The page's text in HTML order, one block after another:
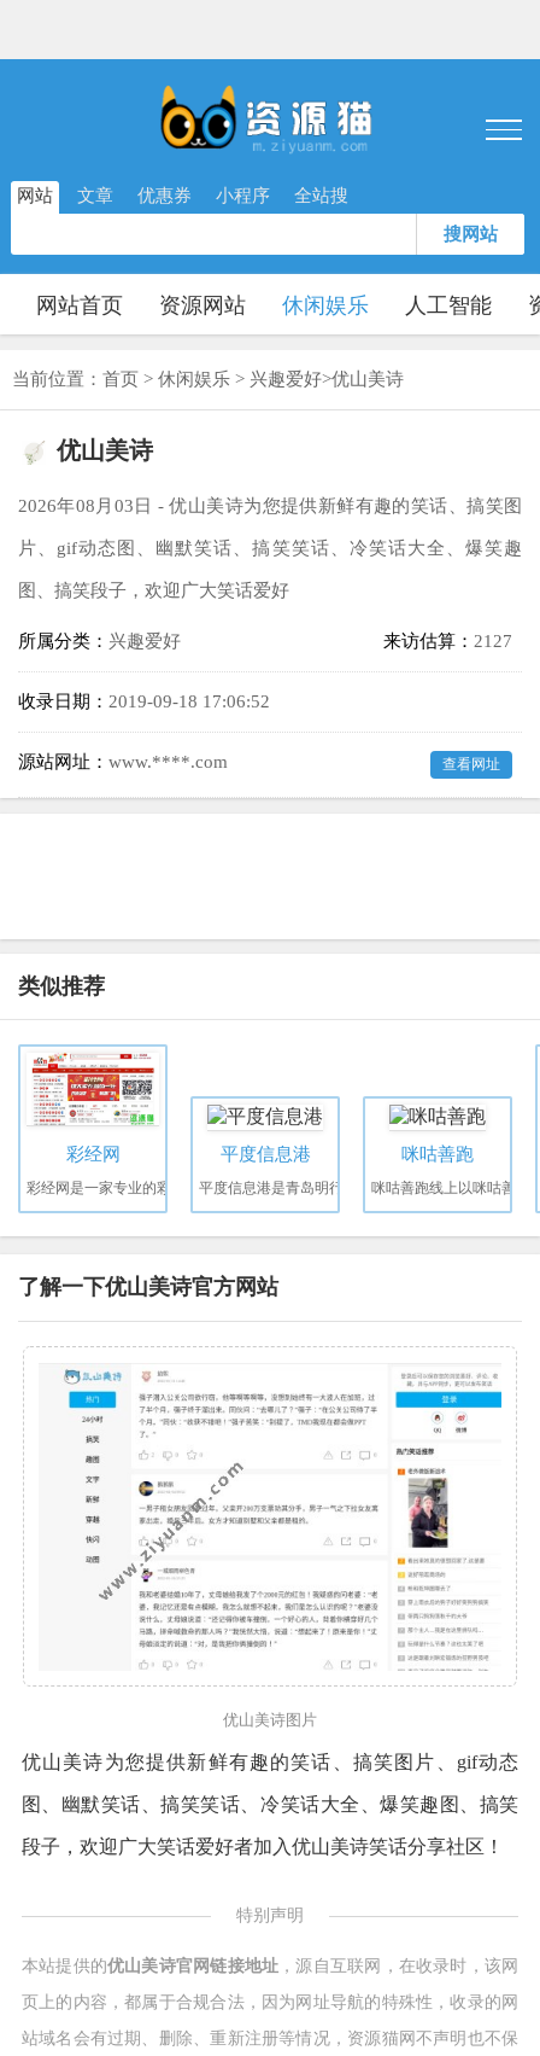
网站 文章 优惠券 小程序 全站搜
搜网站
网站首页 资源网站 休闲娱乐 人工智能
当前位置： 首页 > 休闲娱乐 > 兴趣爱好>优山美诗
优山美诗
2026年08月03日 - 优山美诗为您提供新鲜有趣的笑话、搞笑图
片、gif动态图、幽默笑话、搞笑笑话、冷笑话大全、爆笑趣
图、搞笑段子，欢迎广大笑话爱好
所属分类： 兴趣爱好 来访估算： 2127
收录日期： 2019-09-18 17:06:52
源站网址： www.****.com 查看网址
类似推荐
彩经网
彩经网是一家专业的彩
平度信息港
平度信息港是青岛明行
咪咕善跑
咪咕善跑线上以咪咕善
了解一下优山美诗官方网站
优山美诗图片
优山美诗为您提供新鲜有趣的笑话、搞笑图片、gif动态
图、幽默笑话、搞笑笑话、冷笑话大全、爆笑趣图、搞笑
段子，欢迎广大笑话爱好者加入优山美诗笑话分享社区！
特别声明
本站提供的优山美诗官网链接地址 ，源自互联网，在收录时，该网
页上的内容，都属于合规合法，因为网址导航的特殊性，收录的网
站域名会有过期、删除、重新注册等情况，资源猫网不声明也不保